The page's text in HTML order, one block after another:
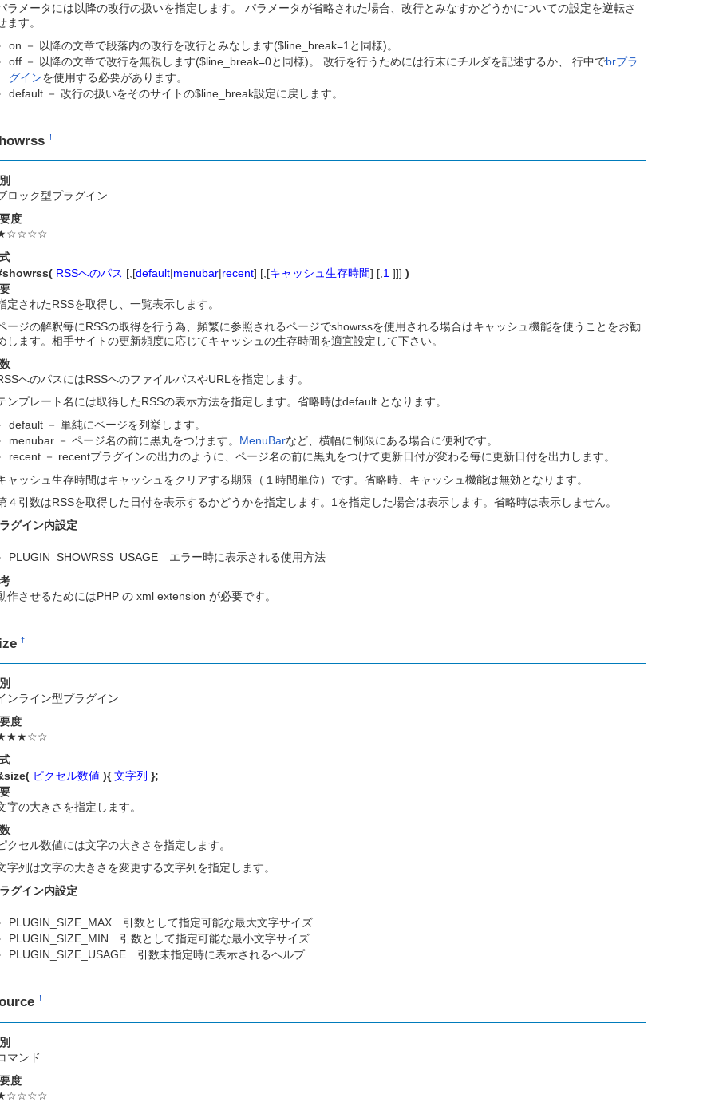
ラメータには以降の改行の扱いを指定します。 パラメータが省略された場合、改行とみなすかどうかについての設定を逆転さ
ます。
on － 以降の文章で段落内の改行を改行とみなします($line_break=1と同様)。
off － 以降の文章で改行を無視します($line_break=0と同様)。 改行を行うためには行末にチルダを記述するか、 行中でbrプラ
グインを使用する必要があります。
default － 改行の扱いをそのサイトの$line_break設定に戻します。
†
ロック型プラグイン
度
RSSへのパス [,[default|menubar|recent] [,[キャッシュ生存時間] [,1 ]]] )
定されたRSSを取得し、一覧表示します。
ージの解釈毎にRSSの取得を行う為、頻繁に参照されるページでshowrssを使用される場合はキャッシュ機能を使うことをお勧
します。相手サイトの更新頻度に応じてキャッシュの生存時間を適宜設定して下さい。
へのパスにはRSSへのファイルパスやURLを指定します。
ンプレート名には取得したRSSの表示方法を指定します。省略時はdefault となります。
default － 単純にページを列挙します。
menubar － ページ名の前に黒丸をつけます。 MenuBarなど、横幅に制限にある場合に便利です。
recent － recentプラグインの出力のように、ページ名の前に黒丸をつけて更新日付が変わる毎に更新日付を出力します。
ャッシュ生存時間はキャッシュをクリアする期限（１時間単位）です。省略時、キャッシュ機能は無効となります。
４引数はRSSを取得した日付を表示するかどうかを指定します。1を指定した場合は表示します。省略時は表示しません。
グイン内設定
PLUGIN_SHOWRSS_USAGE エラー時に表示される使用方法
作させるためにはPHP の xml extension が必要です。
†
ンライン型プラグイン
度
ピクセル数値 ){ 文字列 };
字の大きさを指定します。
クセル数値には文字の大きさを指定します。
字列は文字の大きさを変更する文字列を指定します。
グイン内設定
PLUGIN_SIZE_MAX 引数として指定可能な最大文字サイズ
PLUGIN_SIZE_MIN 引数として指定可能な最小文字サイズ
PLUGIN_SIZE_USAGE 引数未指定時に表示されるヘルプ
†
マンド
度